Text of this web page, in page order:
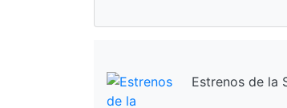
Estrenos de la